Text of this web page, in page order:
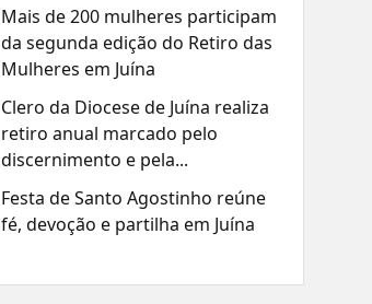
Mais de 200 mulheres participam
da segunda edição do Retiro das
Mulheres em Juína
Clero da Diocese de Juína realiza
retiro anual marcado pelo
discernimento e pela...
Festa de Santo Agostinho reúne
fé, devoção e partilha em Juína